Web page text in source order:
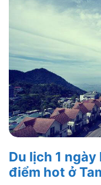
Du lịch 1
điểm hot ở